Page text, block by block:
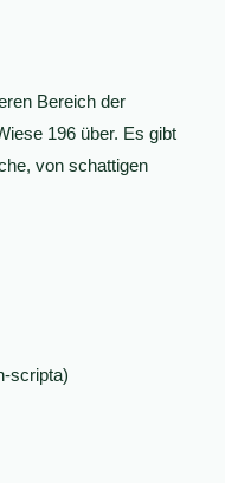
Bereich der
196 über. Es gibt
von schattigen
scripta)